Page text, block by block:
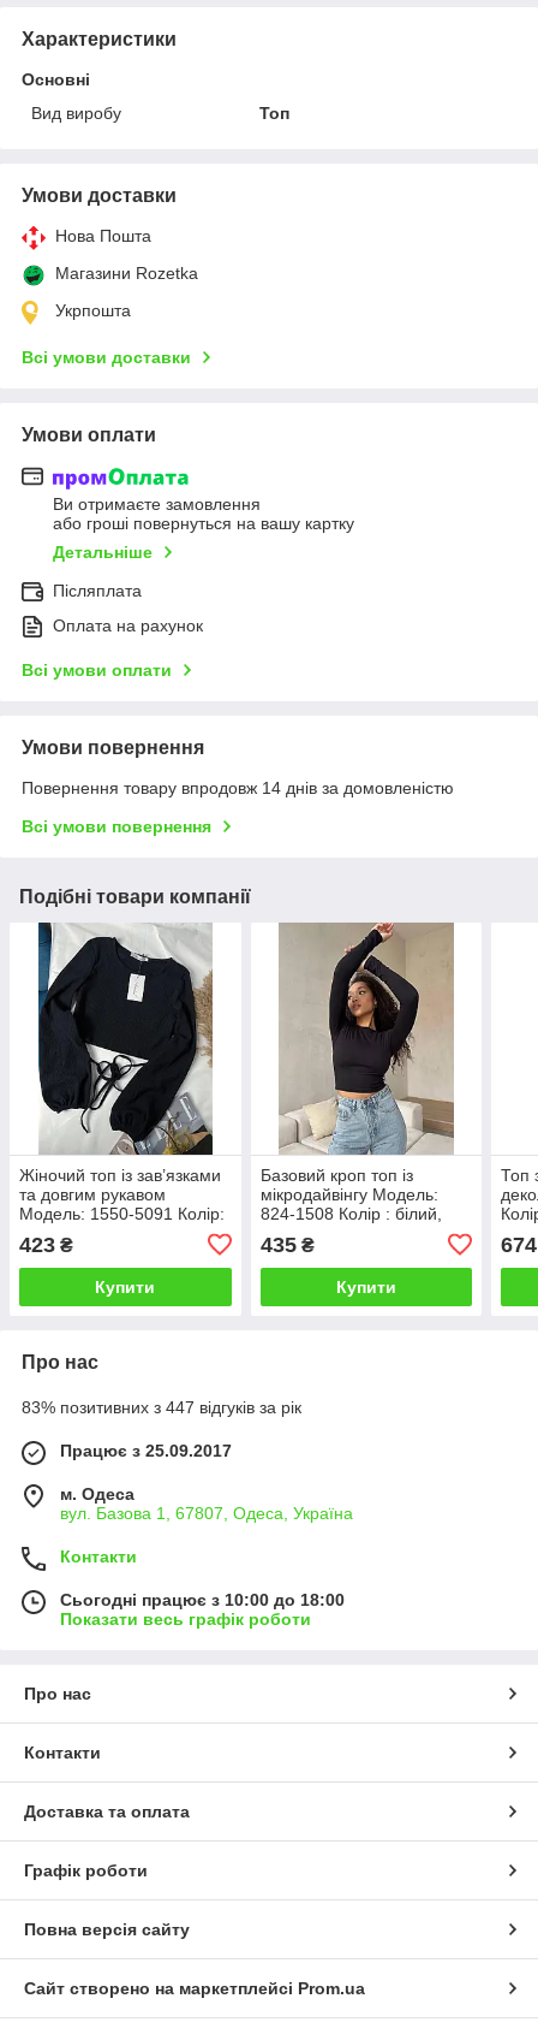
Характеристики
Основні
Вид виробу
Топ
Умови доставки
Нова Пошта
Магазини Rozetka
Укрпошта
Всі умови доставки
Умови оплати
Ви отримаєте замовлення
або гроші повернуться на вашу картку
Детальніше
Післяплата
Оплата на рахунок
Всі умови оплати
Умови повернення
Повернення товару впродовж 14 днів за домовленістю
Всі умови повернення
Подібні товари компанії
Жіночий топ із зав’язками
та довгим рукавом
Модель: 1550-5091 Колір:
зелений, моко, шоколад
423 ₴
Купити
Базовий кроп топ із
мікродайвінгу Модель:
824-1508 Колір : білий,
графіт, чорний, шоколад
435₴
Купити
Топ
674
Про нас
83% позитивних з 447 відгуків за рік
Працює з 25.09.2017
м. Одеса
вул. Базова 1, 67807, Одеса, Україна
Контакти
Сьогодні працює з 10:00 до 18:00
Показати весь графік роботи
Про нас
Контакти
Доставка та оплата
Графік роботи
Повна версія сайту
Сайт створено на маркетплейсі Prom.ua